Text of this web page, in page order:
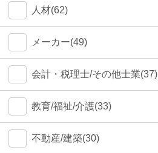
人材(62)
メーカー(49)
会計・税理士/その他士業(37)
教育/福祉/介護(33)
不動産/建築(30)